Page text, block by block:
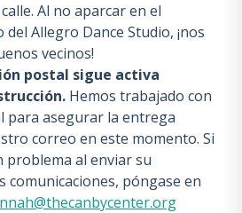
Al no aparcar en el
Allegro Dance Studio, ¡nos
vecinos!
postal sigue activa
Hemos trabajado con
para asegurar la entrega
correo en este momento. Si
problema al enviar su
comunicaciones, póngase en